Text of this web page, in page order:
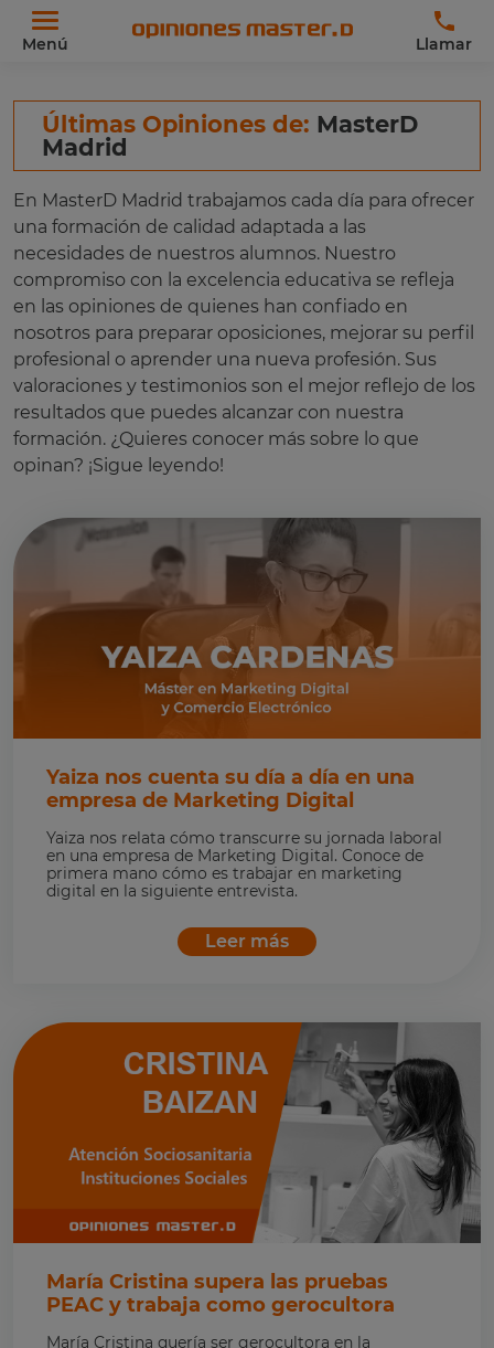
Menú Llamar
Últimas Opiniones de: MasterD
Madrid
En MasterD Madrid trabajamos cada día para ofrecer
una formación de calidad adaptada a las
necesidades de nuestros alumnos. Nuestro
compromiso con la excelencia educativa se refleja
en las opiniones de quienes han confiado en
nosotros para preparar oposiciones, mejorar su perfil
profesional o aprender una nueva profesión. Sus
valoraciones y testimonios son el mejor reflejo de los
resultados que puedes alcanzar con nuestra
formación. ¿Quieres conocer más sobre lo que
opinan? ¡Sigue leyendo!
Yaiza nos cuenta su día a día en una
empresa de Marketing Digital
Yaiza nos relata cómo transcurre su jornada laboral
en una empresa de Marketing Digital. Conoce de
primera mano cómo es trabajar en marketing
digital en la siguiente entrevista.
Leer más
María Cristina supera las pruebas
PEAC y trabaja como gerocultora
María Cristina quería ser gerocultora en la